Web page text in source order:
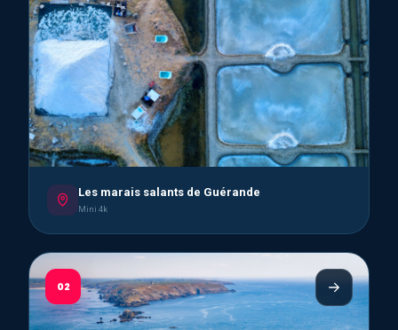
Les marais salants de Guérande
Mini 4k
02